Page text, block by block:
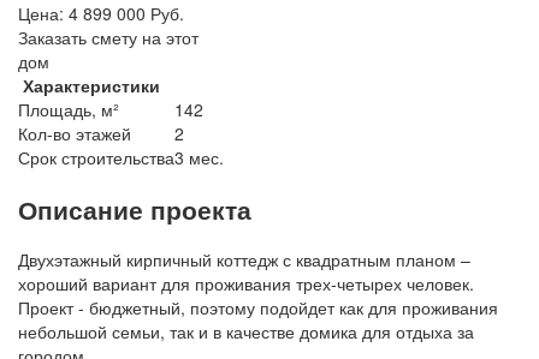
Цена: 4 899 000 Руб.
Заказать смету на этот
дом
Характеристики
Площадь, м²
142
Кол-во этажей
2
Срок строительства3 мес.
Описание проекта
Двухэтажный кирпичный коттедж с квадратным планом –
хороший вариант для проживания трех-четырех человек.
Проект - бюджетный, поэтому подойдет как для проживания
небольшой семьи, так и в качестве домика для отдыха за